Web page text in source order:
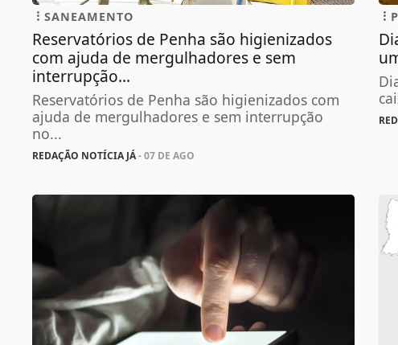
SANEAMENTO
Reservatórios de Penha são higienizados
com ajuda de mergulhadores e sem
interrupção...
Reservatórios de Penha são higienizados com
ajuda de mergulhadores e sem interrupção
no...
REDAÇÃO NOTÍCIA JÁ- 07 DE AGO